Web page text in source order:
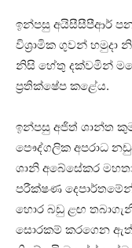
ඉන්පසු අයිසීසීපීආර්
විශ්‍රාමික ගුවන් හමුදා
නිසි හේතු දක්වමින්
ප්‍රතික්ෂේප කළේය.
ඉන්පසු අජිත් ශාන්ත
පෞද්ගලික අපරාධ
ශානි අබේසේකර
පරීක්ෂණ
හොර බඩු ළඟ
සොරකම් කරගෙන